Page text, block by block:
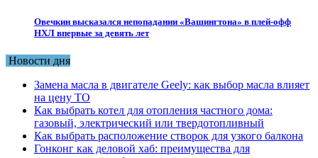
Овечкин высказался непопадании «Вашингтона» в плей-офф
НХЛ впервые за девять лет
Новости дня
Замена масла в двигателе Geely: как выбор масла влияет
на цену ТО
Как выбрать котел для отопления частного дома:
газовый, электрический или твердотопливный
Как выбрать расположение створок для узкого балкона
Гонконг как деловой хаб: преимущества для